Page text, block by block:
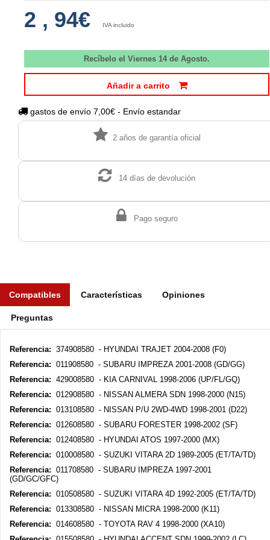
2 , 94€ IVA incluido
Recíbelo el Viernes 14 de Agosto.
Añadir a carrito
gastos de envío 7,00€ - Envío estandar
2 años de garantía oficial
14 días de devolución
Pago seguro
Compatibles Características Opiniones
Preguntas
Referencia: 374908580 - HYUNDAI TRAJET 2004-2008 (F0)
Referencia: 011908580 - SUBARU IMPREZA 2001-2008 (GD/GG)
Referencia: 429008580 - KIA CARNIVAL 1998-2006 (UP/FL/GQ)
Referencia: 012908580 - NISSAN ALMERA SDN 1998-2000 (N15)
Referencia: 013108580 - NISSAN P/U 2WD-4WD 1998-2001 (D22)
Referencia: 012608580 - SUBARU FORESTER 1998-2002 (SF)
Referencia: 012408580 - HYUNDAI ATOS 1997-2000 (MX)
Referencia: 010008580 - SUZUKI VITARA 2D 1989-2005 (ET/TA/TD)
Referencia: 011708580 - SUBARU IMPREZA 1997-2001
(GD/GC/GFC)
Referencia: 010508580 - SUZUKI VITARA 4D 1992-2005 (ET/TA/TD)
Referencia: 013308580 - NISSAN MICRA 1998-2000 (K11)
Referencia: 014608580 - TOYOTA RAV 4 1998-2000 (XA10)